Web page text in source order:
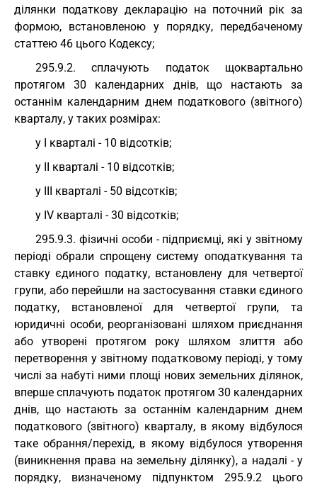
ділянки податкову декларацію на поточний рік за
формою, встановленою у порядку, передбаченому
статтею 46 цього Кодексу;
295.9.2. сплачують податок щоквартально
протягом 30 календарних днів, що настають за
останнім календарним днем податкового (звітного)
кварталу, у таких розмірах:
у I кварталі - 10 відсотків;
у II кварталі - 10 відсотків;
у III кварталі - 50 відсотків;
у IV кварталі - 30 відсотків;
295.9.3. фізичні особи - підприємці, які у звітному
періоді обрали спрощену систему оподаткування та
ставку єдиного податку, встановлену для четвертої
групи, або перейшли на застосування ставки єдиного
податку, встановленої для четвертої групи, та
юридичні особи, реорганізовані шляхом приєднання
або утворені протягом року шляхом злиття або
перетворення у звітному податковому періоді, у тому
числі за набуті ними площі нових земельних ділянок,
вперше сплачують податок протягом 30 календарних
днів, що настають за останнім календарним днем
податкового (звітного) кварталу, в якому відбулося
таке обрання/перехід, в якому відбулося утворення
(виникнення права на земельну ділянку), а надалі - у
порядку, визначеному підпунктом 295.9.2 цього